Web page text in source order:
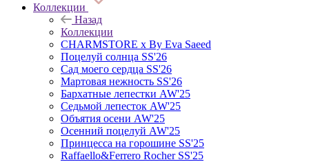
Коллекции
Назад
Коллекции
CHARMSTORE х By Eva Saeed
Поцелуй солнца SS'26
Сад моего сердца SS'26
Мартовая нежность SS'26
Бархатные лепестки AW'25
Седьмой лепесток AW'25
Объятия осени AW'25
Осенний поцелуй AW'25
Принцесса на горошине SS'25
Raffaello&Ferrero Rocher SS'25